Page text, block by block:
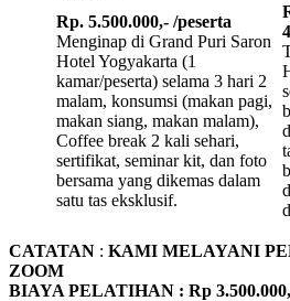
Rp. 5.500.000,- /peserta
Menginap di Grand Puri Saron
Hotel Yogyakarta (1
kamar/peserta) selama 3 hari 2
malam, konsumsi (makan pagi,
makan siang, makan malam),
Coffee break 2 kali sehari,
sertifikat, seminar kit, dan foto
bersama yang dikemas dalam
satu tas eksklusif.
CATATAN : KAMI MELAYANI
ZOOM
BIAYA PELATIHAN : Rp